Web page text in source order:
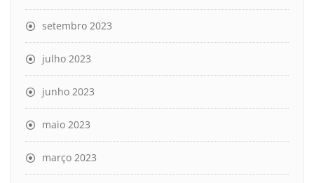
setembro 2023
julho 2023
junho 2023
maio 2023
março 2023